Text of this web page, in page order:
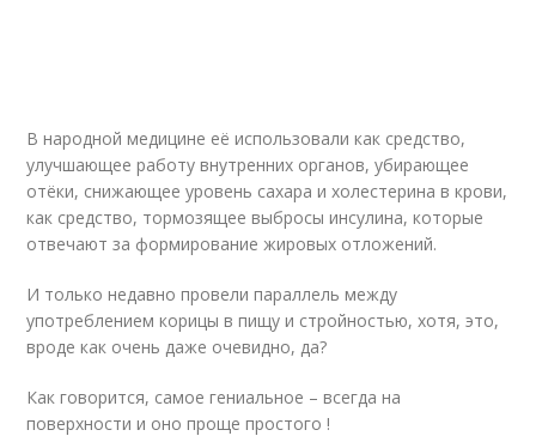
В народной медицине её использовали как средство,
улучшающее работу внутренних органов, убирающее
отёки, снижающее уровень сахара и холестерина в крови,
как средство, тормозящее выбросы инсулина, которые
отвечают за формирование жировых отложений.
И только недавно провели параллель между
употреблением корицы в пищу и стройностью, хотя, это,
вроде как очень даже очевидно, да?
Как говорится, самое гениальное – всегда на
поверхности и оно проще простого !